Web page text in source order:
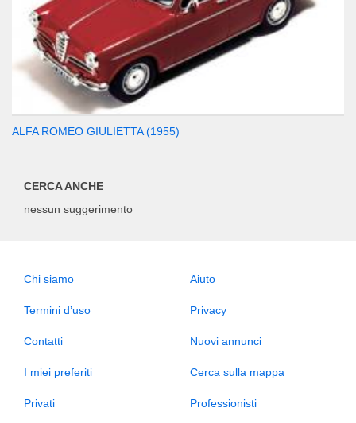
ALFA ROMEO GIULIETTA (1955)
CERCA ANCHE
nessun suggerimento
Chi siamo Aiuto
Termini d’uso Privacy
Contatti Nuovi annunci
I miei preferiti Cerca sulla mappa
Privati Professionisti